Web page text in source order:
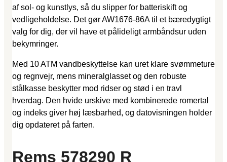
af sol- og kunstlys, så du slipper for batteriskift og
vedligeholdelse. Det gør AW1676-86A til et bæredygtigt
valg for dig, der vil have et pålideligt armbåndsur uden
bekymringer.
Med 10 ATM vandbeskyttelse kan uret klare svømmeture
og regnvejr, mens mineralglasset og den robuste
stålkasse beskytter mod ridser og stød i en travl
hverdag. Den hvide urskive med kombinerede romertal
og indeks giver høj læsbarhed, og datovisningen holder
dig opdateret på farten.
Rems 578290 R